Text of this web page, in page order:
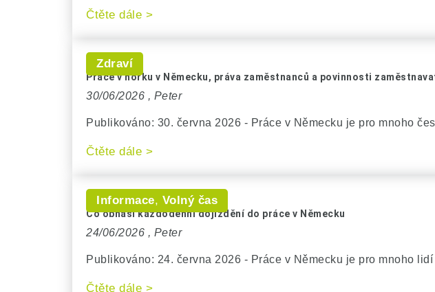
Čtěte dále >
Práce v horku v Německu, práva zaměstnanců a povinnosti
30/06/2026 , Peter
Zdraví
Publikováno: 30. června 2026 - Práce v Německu je pro mnoho
Čtěte dále >
Co obnáší každodenní dojíždění do práce v Německu
24/06/2026 , Peter
Informace, Volný čas
Publikováno: 24. června 2026 - Práce v Německu je pro mnoho
Čtěte dále >